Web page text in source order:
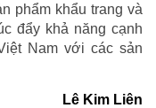
phẩm khẩu trang và
đẩy khả năng cạnh
Nam với các sản
Lê Kim Liên